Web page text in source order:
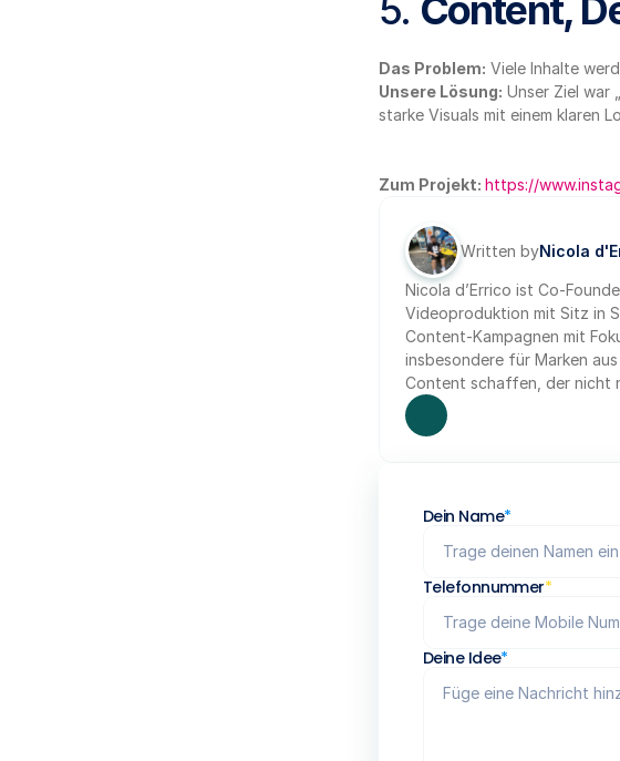
5. Content,
Das Problem: Viele Inhalte
Unsere Lösung: Unser Ziel war
starke Visuals mit einem klaren
Zum Projekt: https://
Written byNicola
Nicola d’Errico ist Co-
Videoproduktion mit Sitz in
Content-Kampagnen mit
insbesondere für Marken
Content schaffen, der nicht
Dein Name*
Telefonnummer*
Deine Idee*